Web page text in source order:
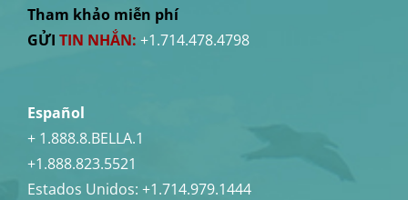
Tham khảo miễn phí
GỬI TIN NHẮN: +1.714.478.4798
Español
+ 1.888.8.BELLA.1
+1.888.823.5521
Estados Unidos: +1.714.979.1444